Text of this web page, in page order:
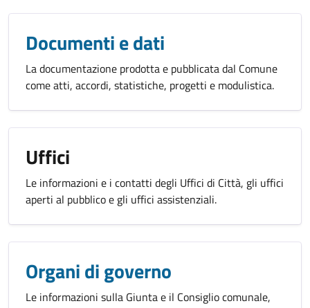
Documenti e dati
La documentazione prodotta e pubblicata dal Comune
come atti, accordi, statistiche, progetti e modulistica.
Uffici
Le informazioni e i contatti degli Uffici di Città, gli uffici
aperti al pubblico e gli uffici assistenziali.
Organi di governo
Le informazioni sulla Giunta e il Consiglio comunale,